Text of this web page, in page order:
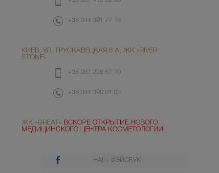
+38 044 391 77 78
КИЕВ, УЛ. ТРУСКАВЕЦКАЯ 6 А, ЖК «RIVER
STONE»
+38 067 226 67 70
+38 044 390 01 03
ЖК «GREAT» ВСКОРЕ ОТКРЫТИЕ НОВОГО
МЕДИЦИНСКОГО ЦЕНТРА КОСМЕТОЛОГИИ
НАШ ФЭЙСБУК